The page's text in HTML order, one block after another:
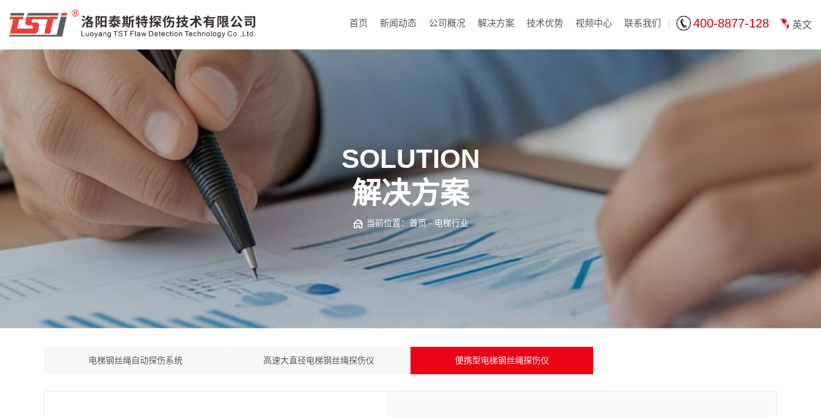
首页 新闻动态 公司概况 解决方案 技术优势 视频中心 联系我们 400-8877-128 英文
SOLUTION
解决方案
当前位置： 首页- 电梯行业
电梯钢丝绳自动探伤系统 高速大直径电梯钢丝绳探伤仪 便携型电梯钢丝绳探伤仪